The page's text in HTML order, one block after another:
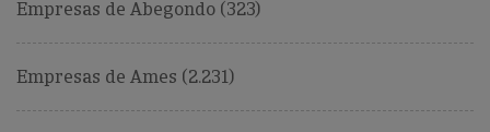
Empresas de Abegondo (323)
Empresas de Ames (2.231)